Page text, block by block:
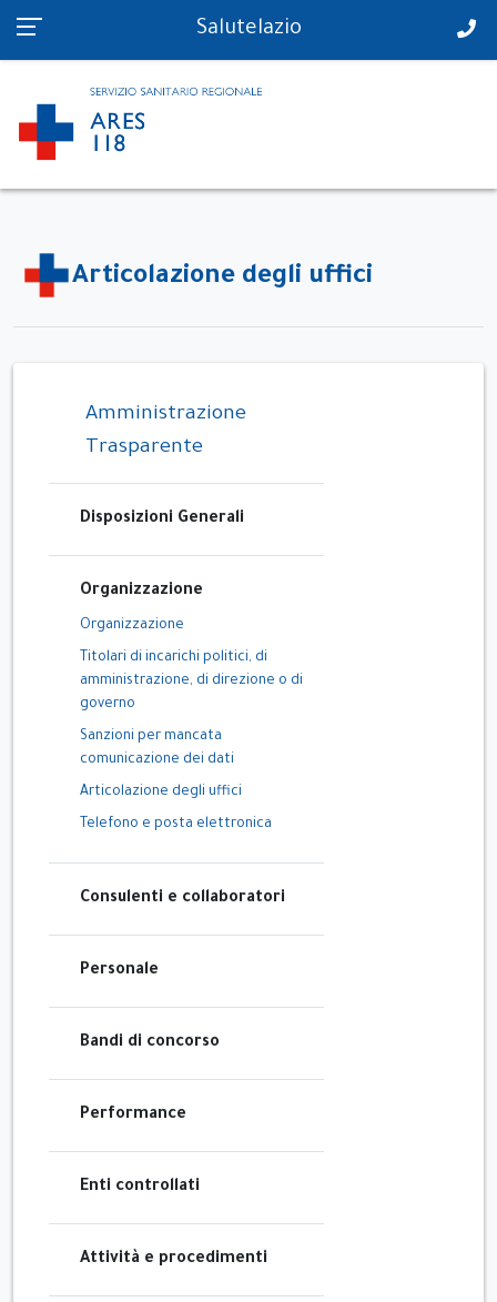
PS in tempo reale Salutelazio
Articolazione degli uffici
Amministrazione
Trasparente
Disposizioni Generali
Organizzazione
Organizzazione
Titolari di incarichi politici, di
amministrazione, di direzione o di
governo
Sanzioni per mancata
comunicazione dei dati
Articolazione degli uffici
Telefono e posta elettronica
Consulenti e collaboratori
Personale
Bandi di concorso
Performance
Enti controllati
Attività e procedimenti